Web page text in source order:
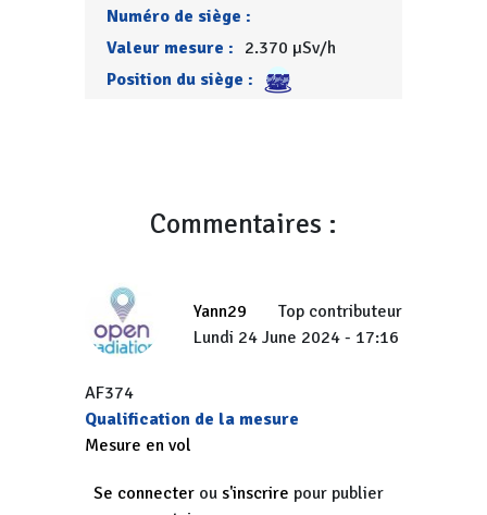
Numéro de siège :
Valeur mesure : 2.370 µSv/h
Position du siège :
Commentaires :
Yann29
Top contributeur
Lundi 24 June 2024 - 17:16
AF374
Qualification de la mesure
Mesure en vol
Se connecter ou s'inscrire pour publier